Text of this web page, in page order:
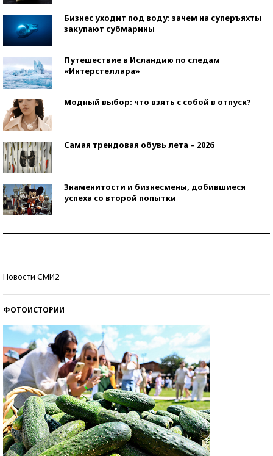
Бизнес уходит под воду: зачем на суперъяхты
закупают субмарины
Путешествие в Исландию по следам
«Интерстеллара»
Модный выбор: что взять с собой в отпуск?
Самая трендовая обувь лета – 2026
Знаменитости и бизнесмены, добившиеся
успеха со второй попытки
Новости СМИ2
ФОТОИСТОРИИ